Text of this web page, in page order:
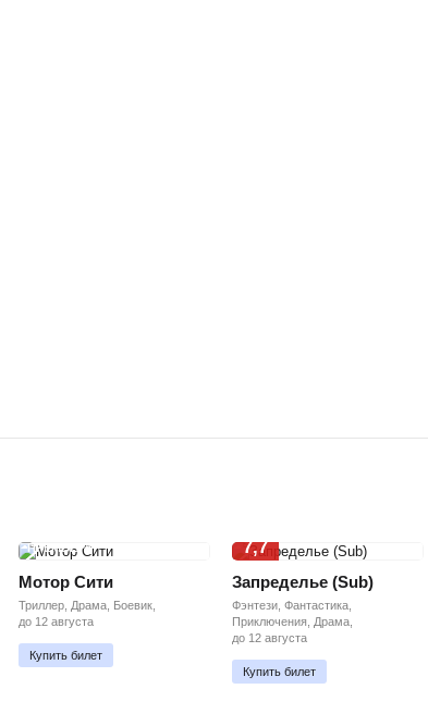
ПРЕМЬЕРА
Мотор Сити
Триллер, Драма, Боевик,
до 12 августа
Купить билет
7,7
Запределье (Sub)
Фэнтези, Фантастика,
Приключения, Драма,
до 12 августа
Купить билет